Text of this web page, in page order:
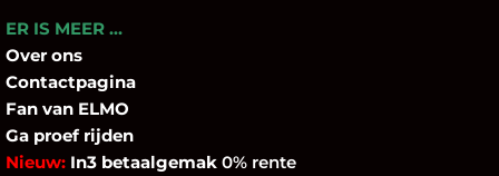
ER IS MEER …
Over ons
Contactpagina
Fan van ELMO
Ga proef rijden
Nieuw: In3 betaalgemak 0% rente